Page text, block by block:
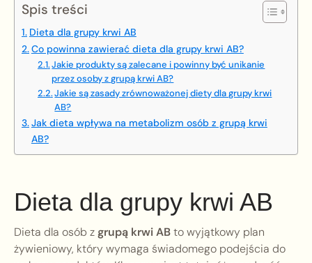
Spis treści
Dieta dla grupy krwi AB
Co powinna zawierać dieta dla grupy krwi AB?
Jakie produkty są zalecane i powinny być unikanie
przez osoby z grupą krwi AB?
Jakie są zasady zrównoważonej diety dla grupy krwi
AB?
Jak dieta wpływa na metabolizm osób z grupą krwi
AB?
Dieta dla grupy krwi AB
Dieta dla osób zgrupą krwi ABto wyjątkowy plan
żywieniowy, który wymaga świadomego podejścia do